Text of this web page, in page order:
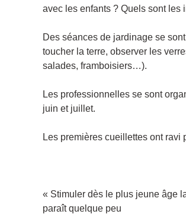
avec les enfants ? Quels sont les
Des séances de jardinage se
toucher la terre, observer les
salades, framboisiers…).
Les professionnelles se sont
juin et juillet.
Les premières cueillettes ont ravi
« Stimuler dès le plus jeune âge
paraît quelque peu